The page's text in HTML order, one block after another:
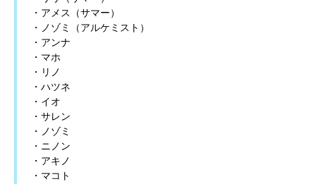
・アメス（サマー）
・ノゾミ（アルケミスト）
・アンナ
・マホ
・リノ
・ハツネ
・イオ
・サレン
・ノゾミ
・ニノン
・アキノ
・マコト